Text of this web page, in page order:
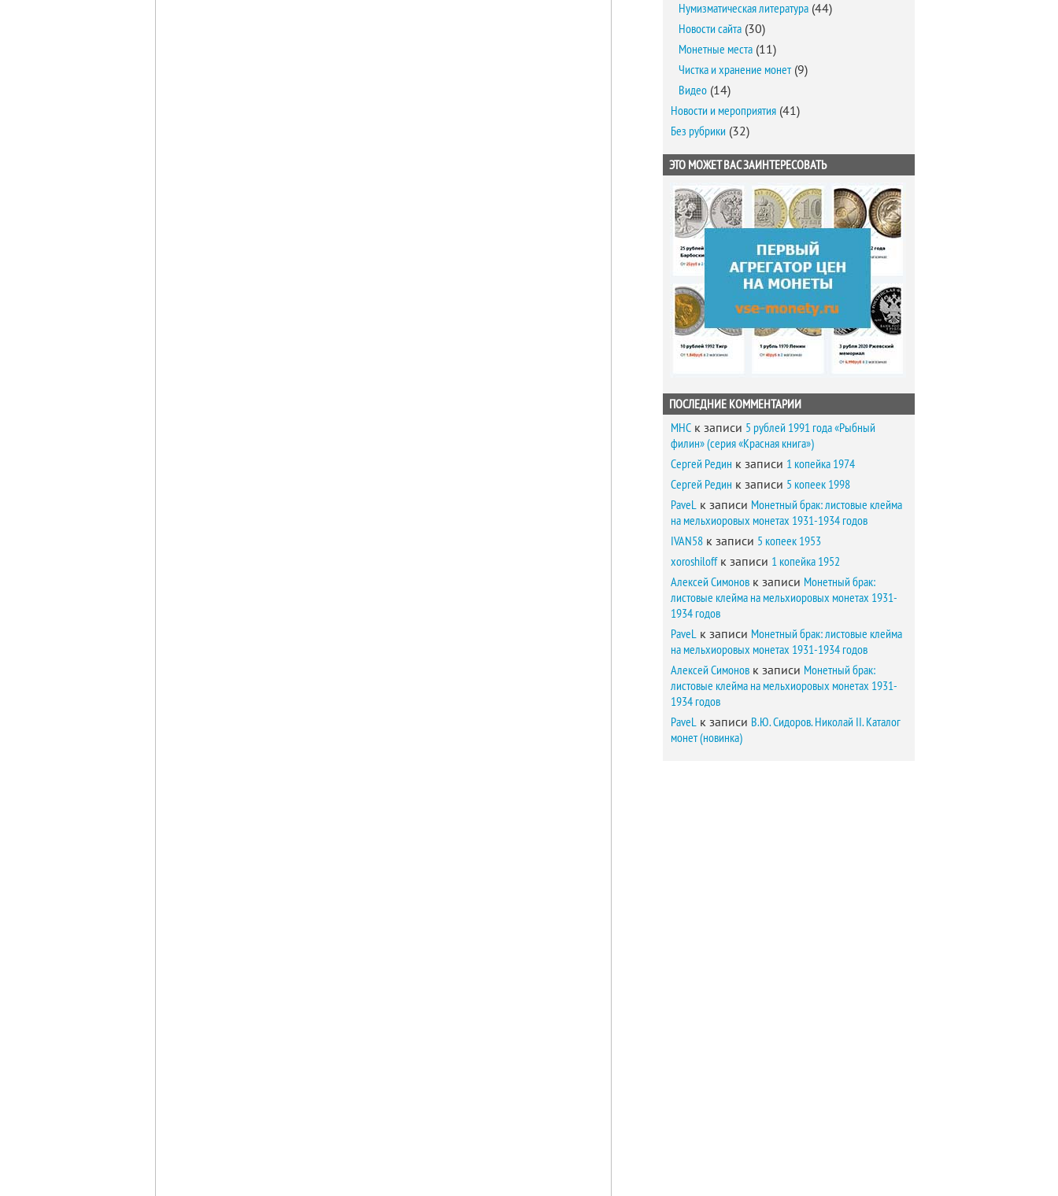
Нумизматическая литература (44)
Новости сайта (30)
Монетные места (11)
Чистка и хранение монет(9)
Видео (14)
Новости и мероприятия (41)
Без рубрики (32)
ЭТО МОЖЕТ ВАС ЗАИНТЕРЕСОВАТЬ
ПОСЛЕДНИЕ КОММЕНТАРИИ
MHC к записи 5 рублей 1991 года «Рыбный
филин» (серия «Красная книга»)
Сергей Редин к записи 1 копейка 1974
Сергей Редин к записи 5 копеек 1998
PaveL к записи Монетный брак: листовые клейма
на мельхиоровых монетах 1931-1934 годов
IVAN58 к записи 5 копеек 1953
xoroshiloffк записи 1 копейка 1952
Алексей Симонов к записи Монетный брак:
листовые клейма на мельхиоровых монетах 1931-
1934 годов
PaveL к записи Монетный брак: листовые клейма
на мельхиоровых монетах 1931-1934 годов
Алексей Симонов к записи Монетный брак:
листовые клейма на мельхиоровых монетах 1931-
1934 годов
PaveL к записи В.Ю. Сидоров. Николай II. Каталог
монет (новинка)